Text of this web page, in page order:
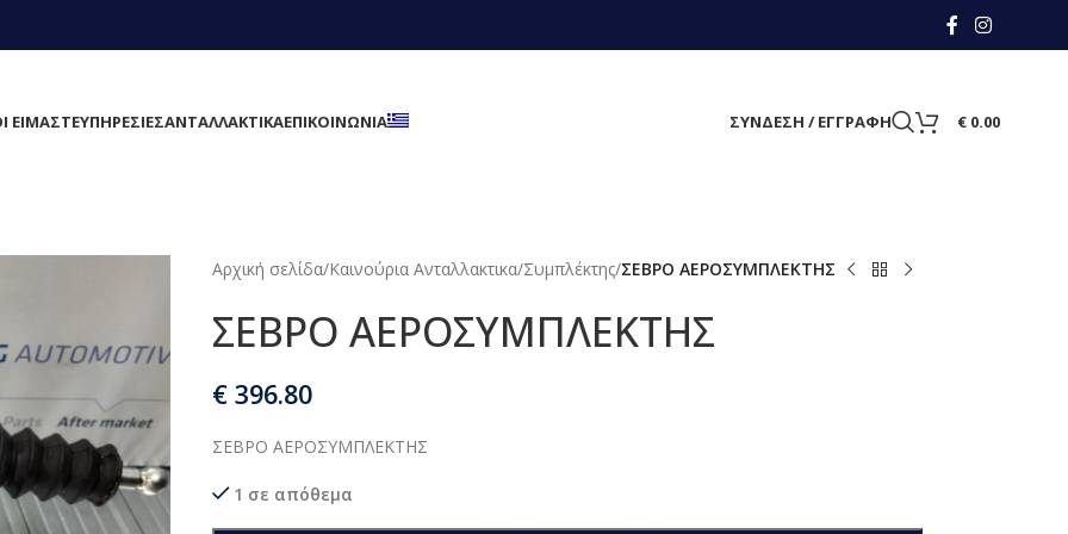
ΕΙΜΑΣΤΕΥΠΗΡΕΣΙΕΣΑΝΤΑΛΛΑΚΤΙΚΑΕΠΙΚΟΙΝΩΝΙΑ ΣΥΝΔΕΣΗ / ΕΓΓΡΑΦΗ €0.00
Αρχική σελίδα/Καινούρια Ανταλλακτικα/Συμπλέκτης/ΣΕΒΡΟ ΑΕΡΟΣΥΜΠΛΕΚΤΗΣ
ΣΕΒΡΟ ΑΕΡΟΣΥΜΠΛΕΚΤΗΣ
€396.80
ΣΕΒΡΟ ΑΕΡΟΣΥΜΠΛΕΚΤΗΣ
1 σε απόθεμα